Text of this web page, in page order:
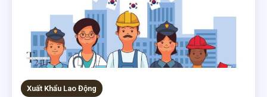
Xuất Khẩu Lao Động